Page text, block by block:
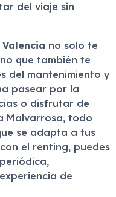
del viaje sin
Valencia no solo te
que también te
del mantenimiento y
pasear por la
o disfrutar de
Malvarrosa, todo
se adapta a tus
el renting, puedes
de